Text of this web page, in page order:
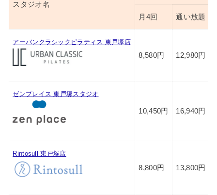
スタジオ名
月4回
通い放題
アーバンクラシックピラティス 東戸塚店
8,580円 12,980円
ゼンプレイス 東戸塚スタジオ
10,450円 16,940円
Rintosull 東戸塚店
8,800円 13,800円